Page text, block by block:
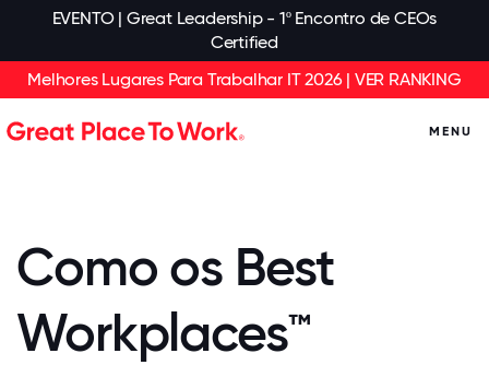
EVENTO | Great Leadership - 1º Encontro de CEOs
Certified
Melhores Lugares Para Trabalhar IT 2026 | VER RANKING
MENU
Como os Best
Workplaces™